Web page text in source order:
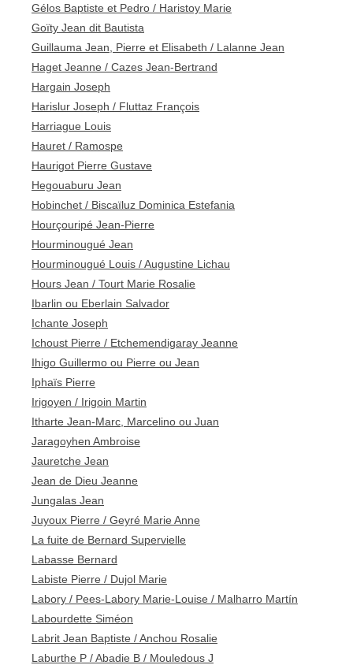
Gélos Baptiste et Pedro / Haristoy Marie
Goïty Jean dit Bautista
Guillauma Jean, Pierre et Elisabeth / Lalanne Jean
Haget Jeanne / Cazes Jean-Bertrand
Hargain Joseph
Harislur Joseph / Fluttaz François
Harriague Louis
Hauret / Ramospe
Haurigot Pierre Gustave
Hegouaburu Jean
Hobinchet / Biscaïluz Dominica Estefania
Hourçouripé Jean-Pierre
Hourminougué Jean
Hourminougué Louis / Augustine Lichau
Hours Jean / Tourt Marie Rosalie
Ibarlin ou Eberlain Salvador
Ichante Joseph
Ichoust Pierre / Etchemendigaray Jeanne
Ihigo Guillermo ou Pierre ou Jean
Iphaïs Pierre
Irigoyen / Irigoin Martin
Itharte Jean-Marc, Marcelino ou Juan
Jaragoyhen Ambroise
Jauretche Jean
Jean de Dieu Jeanne
Jungalas Jean
Juyoux Pierre / Geyré Marie Anne
La fuite de Bernard Supervielle
Labasse Bernard
Labiste Pierre / Dujol Marie
Labory / Pees-Labory Marie-Louise / Malharro Martín
Labourdette Siméon
Labrit Jean Baptiste / Anchou Rosalie
Laburthe P / Abadie B / Mouledous J